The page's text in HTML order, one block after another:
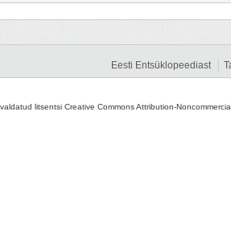
Eesti Entsüklopeediast
litsentsi Creative Commons Attribution-